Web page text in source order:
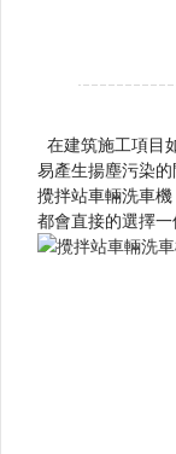
在建筑施工項目
易產生揚塵污染的
攪拌站車輛洗車機
都會直接的選擇一